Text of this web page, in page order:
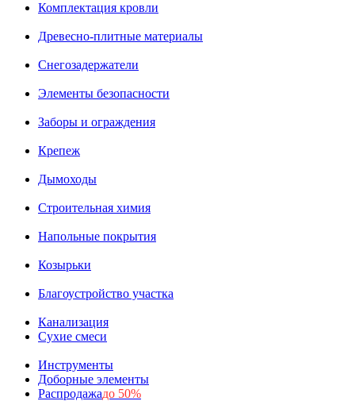
Комплектация кровли
Древесно-плитные материалы
Снегозадержатели
Элементы безопасности
Заборы и ограждения
Крепеж
Дымоходы
Строительная химия
Напольные покрытия
Козырьки
Благоустройство участка
Канализация
Сухие смеси
Инструменты
Доборные элементы
Распродажадо 50%